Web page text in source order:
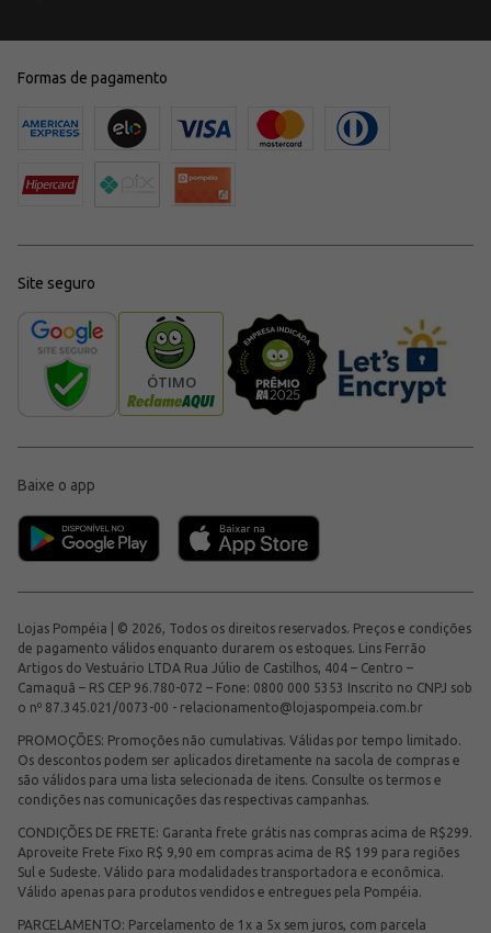
Formas de pagamento
Site seguro
Baixe o app
Lojas Pompéia | © 2026, Todos os direitos reservados. Preços e condições
de pagamento válidos enquanto durarem os estoques. Lins Ferrão
Artigos do Vestuário LTDA Rua Júlio de Castilhos, 404 – Centro –
Camaquã – RS CEP 96.780-072 – Fone: 0800 000 5353 Inscrito no CNPJ sob
o nº 87.345.021/0073-00 - relacionamento@lojaspompeia.com.br
PROMOÇÕES: Promoções não cumulativas. Válidas por tempo limitado.
Os descontos podem ser aplicados diretamente na sacola de compras e
são válidos para uma lista selecionada de itens. Consulte os termos e
condições nas comunicações das respectivas campanhas.
CONDIÇÕES DE FRETE: Garanta frete grátis nas compras acima de R$299.
Aproveite Frete Fixo R$ 9,90 em compras acima de R$ 199 para regiões
Sul e Sudeste. Válido para modalidades transportadora e econômica.
Válido apenas para produtos vendidos e entregues pela Pompéia.
PARCELAMENTO: Parcelamento de 1x a 5x sem juros, com parcela